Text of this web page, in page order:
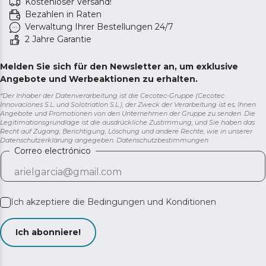
Bezahlen in Raten
Verwaltung Ihrer Bestellungen 24/7
2 Jahre Garantie
Melden Sie sich für den Newsletter an, um exklusive
Angebote und Werbeaktionen zu erhalten.
*Der Inhaber der Datenverarbeitung ist die Cecotec-Gruppe (Cecotec
Innovaciones S.L. und Solotriatlon S.L.), der Zweck der Verarbeitung ist es, Ihnen
Angebote und Promotionen von den Unternehmen der Gruppe zu senden. Die
Legitimationsgrundlage ist die ausdrückliche Zustimmung, und Sie haben das
Recht auf Zugang, Berichtigung, Löschung und andere Rechte, wie in unserer
Datenschutzerklärung angegeben. Datenschutzbestimmungen
Correo electrónico
Ich akzeptiere die Bedingungen und Konditionen
Ich abonniere!